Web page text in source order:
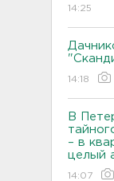
14:25
14:18
В
– в
целый
14:07